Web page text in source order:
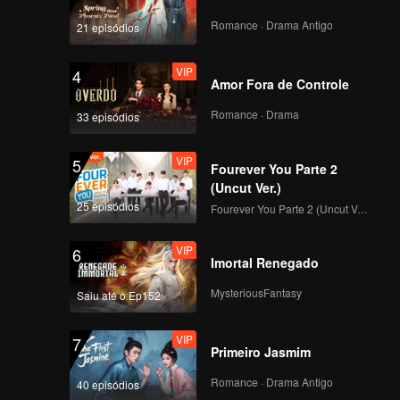
21 episódios Romance · Drama Antigo
4
33 episódios
VIP
Amor Fora de Controle
Romance · Drama
5
25 episódios
VIP
Fourever You Parte 2
(Uncut Ver.)
Fourever You Parte 2 (Uncut Ver.)
6
Saiu até o Ep152
VIP
Imortal Renegado
MysteriousFantasy
7
40 episódios
VIP
Primeiro Jasmim
Romance · Drama Antigo